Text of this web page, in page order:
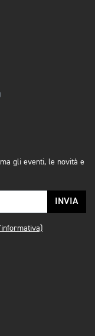
gli eventi, le novità e
INVIA